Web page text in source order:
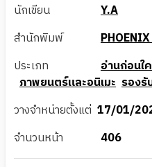
นักเขียน
Y.A
สำนักพิมพ์
ประเภท
อ่านก่อนใ
ภาพยนตร์และอนิเมะ รองรั
วางจำหน่ายตั้งแต่ 17/01/
จำนวนหน้า
406